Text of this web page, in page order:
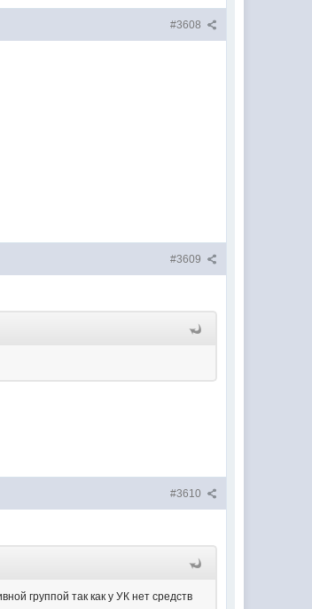
#3608
#3609
#3610
группой так как у УК нет средств